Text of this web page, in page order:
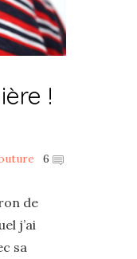
!
6
de
j’ai
sa